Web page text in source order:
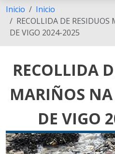
Inicio
Inicio
RECOLLIDA DE
DE VIGO 2024-2025
RECOLLIDA
MARIÑOS
DE VIGO